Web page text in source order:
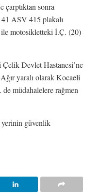
çarptıktan sonra
ASV 415 plakalı
ile motosikletteki İ.Ç. (20)
Devlet Hastanesi’ne
yaralı olarak Kocaeli
müdahalelere rağmen
güvenlik